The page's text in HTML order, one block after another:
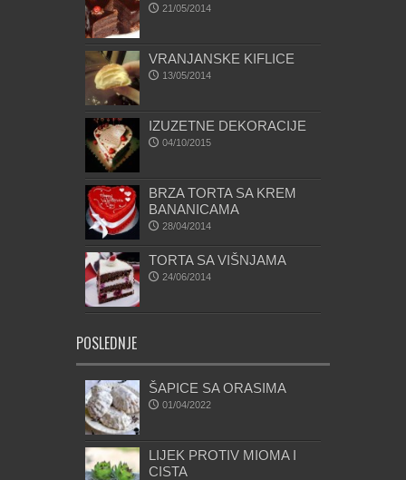
21/05/2014
VRANJANSKE KIFLICE
13/05/2014
IZUZETNE DEKORACIJE
04/10/2015
BRZA TORTA SA KREM
BANANICAMA
28/04/2014
TORTA SA VIŠNJAMA
24/06/2014
POSLEDNJE
ŠAPICE SA ORASIMA
01/04/2022
LIJEK PROTIV MIOMA I
CISTA